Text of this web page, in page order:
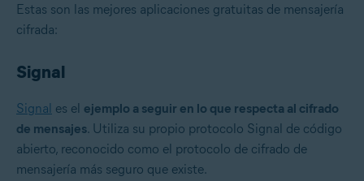
Estas son las mejores aplicaciones gratuitas de mensajería
cifrada:
Signal
Signal es el ejemplo a seguir en lo que respecta al cifrado
de mensajes. Utiliza su propio protocolo Signal de código
abierto, reconocido como el protocolo de cifrado de
mensajería más seguro que existe.